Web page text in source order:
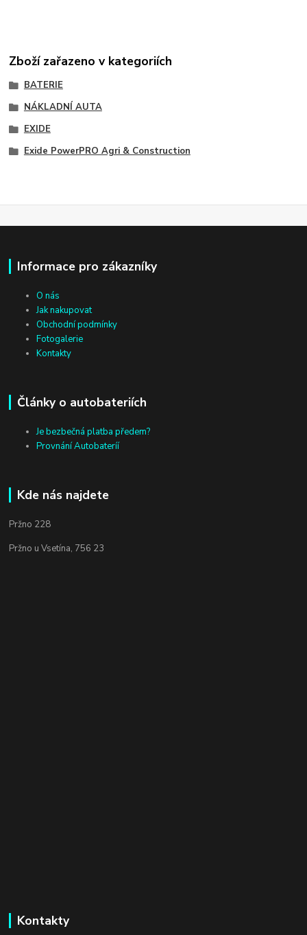
Zboží zařazeno v kategoriích
BATERIE
NÁKLADNÍ AUTA
EXIDE
Exide PowerPRO Agri & Construction
Informace pro zákazníky
O nás
Jak nakupovat
Obchodní podmínky
Fotogalerie
Kontakty
Články o autobateriích
Je bezbečná platba předem?
Provnání Autobateríí
Kde nás najdete
Pržno 228
Pržno u Vsetína, 756 23
Kontakty